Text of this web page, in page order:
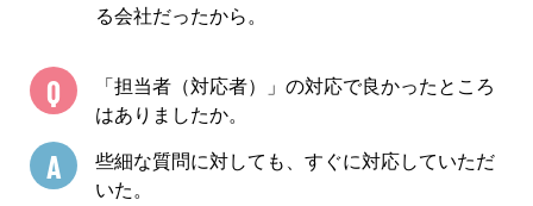
る会社だったから。
Q
「担当者（対応者）」の対応で良かったところ
はありましたか。
A
些細な質問に対しても、すぐに対応していただ
いた。